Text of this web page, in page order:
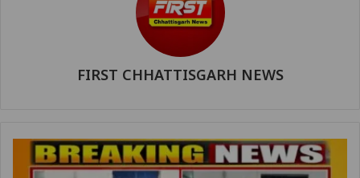
FIRST CHHATTISGARH NEWS